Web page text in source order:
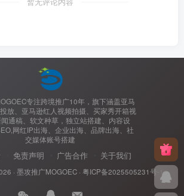
专注跨境推广10年，旗下涵盖亚马
放、亚马逊红人视频拍摄、买家秀开箱视
通稿、软文种草，独立站搭建、内容设
网红IP出海、企业出海、品牌出海、社
交媒体账号搭建
免责声明 广告合作 关于我们
· 墨攻推广MOGOEC· 粤ICP备2025505231号-1.